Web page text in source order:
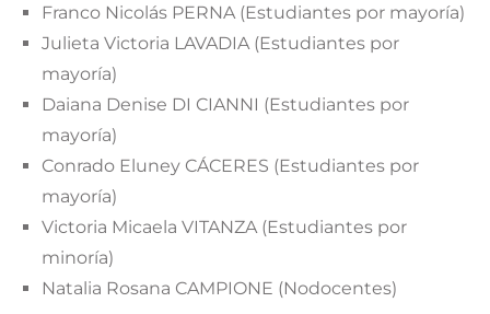
Franco Nicolás PERNA (Estudiantes por mayoría)
Julieta Victoria LAVADIA (Estudiantes por
mayoría)
Daiana Denise DI CIANNI (Estudiantes por
mayoría)
Conrado Eluney CÁCERES (Estudiantes por
mayoría)
Victoria Micaela VITANZA (Estudiantes por
minoría)
Natalia Rosana CAMPIONE (Nodocentes)